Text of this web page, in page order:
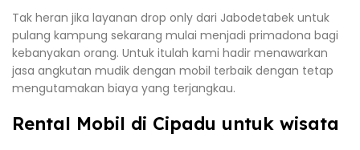
Tak heran jika layanan drop only dari Jabodetabek untuk
pulang kampung sekarang mulai menjadi primadona bagi
kebanyakan orang. Untuk itulah kami hadir menawarkan
jasa angkutan mudik dengan mobil terbaik dengan tetap
mengutamakan biaya yang terjangkau.
Rental Mobil di Cipadu untuk wisata